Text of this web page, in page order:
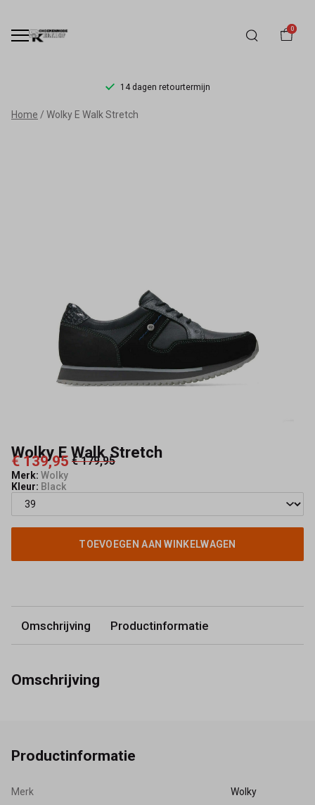
0
14 dagen retourtermijn
Wolky
Kerkhof
Home Wolky E Walk Stretch
Wolky E Walk Stretch
€ 139,95 € 179,95
Merk: Wolky
Kleur: Black
TOEVOEGEN AAN WINKELWAGEN
Omschrijving Productinformatie
Omschrijving
Productinformatie
Merk Wolky